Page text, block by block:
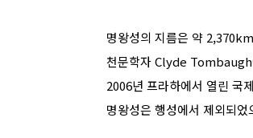
명왕성의 지름은 약
천문학자 Clyde Tombaugh
2006년 프라하에서 열린 국
명왕성은 행성에서 제외되